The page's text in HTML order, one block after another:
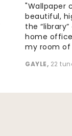
"Wallpaper
beautiful,
the
home
my room of
GAYLE, 22